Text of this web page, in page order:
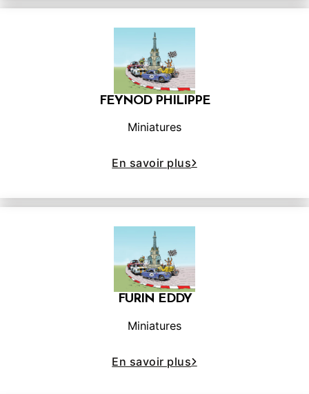
FEYNOD PHILIPPE
Miniatures
En savoir plus
FURIN EDDY
Miniatures
En savoir plus